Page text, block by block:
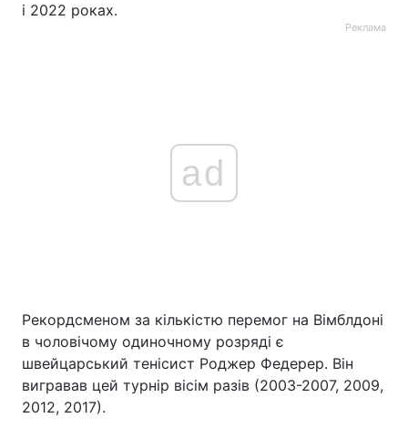
і 2022 роках.
Реклама
ad
Рекордсменом за кількістю перемог на Вімблдоні
в чоловічому одиночному розряді є
швейцарський тенісист Роджер Федерер. Він
вигравав цей турнір вісім разів (2003-2007, 2009,
2012, 2017).